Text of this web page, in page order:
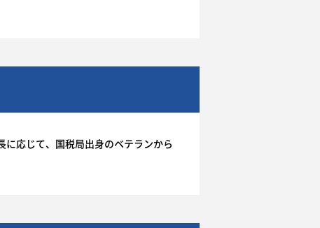
応じて、国税局出身のベテランから